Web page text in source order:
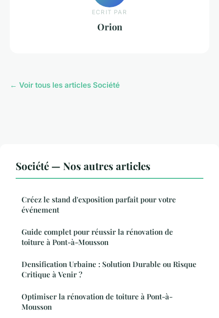
ECRIT PAR
Orion
← Voir tous les articles Société
Société — Nos autres articles
Créez le stand d'exposition parfait pour votre
événement
Guide complet pour réussir la rénovation de
toiture à Pont-à-Mousson
Densification Urbaine : Solution Durable ou Risque
Critique à Venir ?
Optimiser la rénovation de toiture à Pont-à-
Mousson